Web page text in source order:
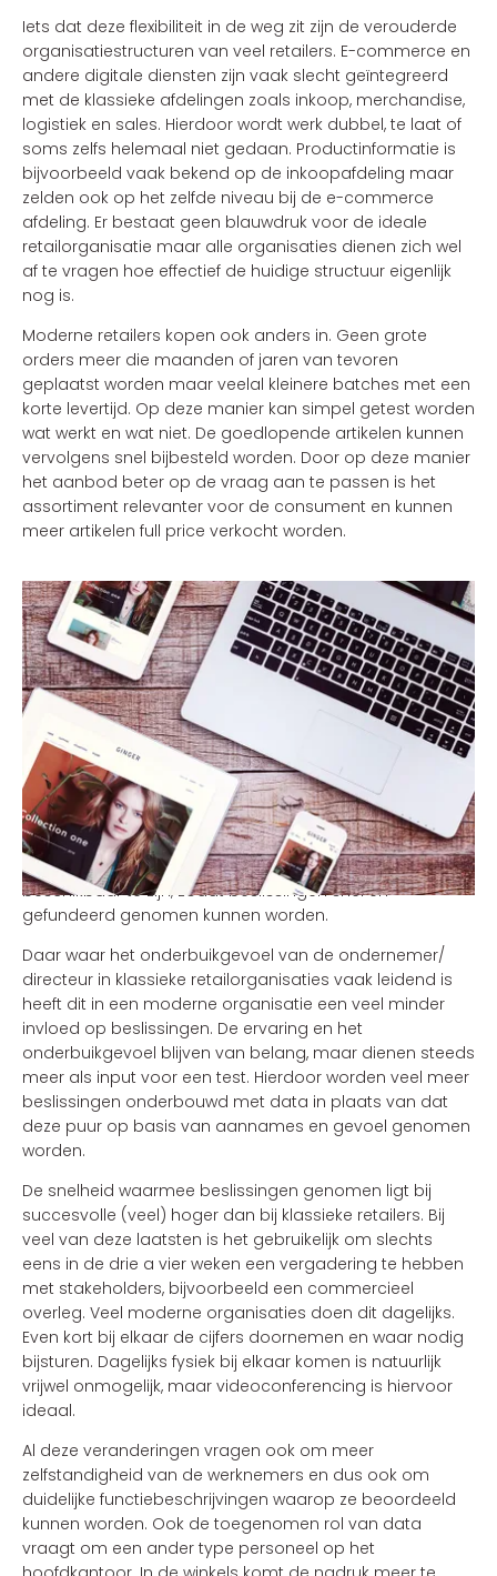
Iets dat deze flexibiliteit in de weg zit zijn de verouderde
organisatiestructuren van veel retailers. E-commerce en
andere digitale diensten zijn vaak slecht geïntegreerd
met de klassieke afdelingen zoals inkoop, merchandise,
logistiek en sales. Hierdoor wordt werk dubbel, te laat of
soms zelfs helemaal niet gedaan. Productinformatie is
bijvoorbeeld vaak bekend op de inkoopafdeling maar
zelden ook op het zelfde niveau bij de e-commerce
afdeling. Er bestaat geen blauwdruk voor de ideale
retailorganisatie maar alle organisaties dienen zich wel
af te vragen hoe effectief de huidige structuur eigenlijk
nog is.
Moderne retailers kopen ook anders in. Geen grote
orders meer die maanden of jaren van tevoren
geplaatst worden maar veelal kleinere batches met een
korte levertijd. Op deze manier kan simpel getest worden
wat werkt en wat niet. De goedlopende artikelen kunnen
vervolgens snel bijbesteld worden. Door op deze manier
het aanbod beter op de vraag aan te passen is het
assortiment relevanter voor de consument en kunnen
meer artikelen full price verkocht worden.
Een merchandise afdeling die dagelijks de doorverkoop
bijhoudt en rapporteert over de omloopsnelheid en het
effect van prijs hierop is hierin essentieel. Dynamic
pricing is niet iets van de toekomst, maar van nu.
Hiermee komen we bij het volgende essentiële
onderdeel: de rol van data. In een moderne
retailorganisatie wordt alles gemeten. Alles. Informatie
over verkoop, de effectiviteit van marketinginspanningen,
het gedrag van de klant, het voorraadniveau, de
logistieke prestaties. Al deze informatie dient continue
beschikbaar te zijn, zodat beslissingen snel en
gefundeerd genomen kunnen worden.
Daar waar het onderbuikgevoel van de ondernemer/
directeur in klassieke retailorganisaties vaak leidend is
heeft dit in een moderne organisatie een veel minder
invloed op beslissingen. De ervaring en het
onderbuikgevoel blijven van belang, maar dienen steeds
meer als input voor een test. Hierdoor worden veel meer
beslissingen onderbouwd met data in plaats van dat
deze puur op basis van aannames en gevoel genomen
worden.
De snelheid waarmee beslissingen genomen ligt bij
succesvolle (veel) hoger dan bij klassieke retailers. Bij
veel van deze laatsten is het gebruikelijk om slechts
eens in de drie a vier weken een vergadering te hebben
met stakeholders, bijvoorbeeld een commercieel
overleg. Veel moderne organisaties doen dit dagelijks.
Even kort bij elkaar de cijfers doornemen en waar nodig
bijsturen. Dagelijks fysiek bij elkaar komen is natuurlijk
vrijwel onmogelijk, maar videoconferencing is hiervoor
ideaal.
Al deze veranderingen vragen ook om meer
zelfstandigheid van de werknemers en dus ook om
duidelijke functiebeschrijvingen waarop ze beoordeeld
kunnen worden. Ook de toegenomen rol van data
vraagt om een ander type personeel op het